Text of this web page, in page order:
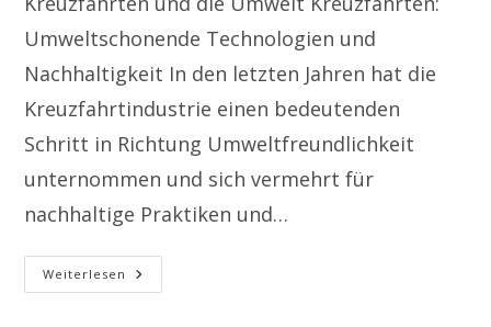
Umweltschonende Technologien und
Nachhaltigkeit In den letzten Jahren hat die
Kreuzfahrtindustrie einen bedeutenden
Schritt in Richtung Umweltfreundlichkeit
unternommen und sich vermehrt für
nachhaltige Praktiken und…
Weiterlesen Kreuzfahrten:
Umweltschonende